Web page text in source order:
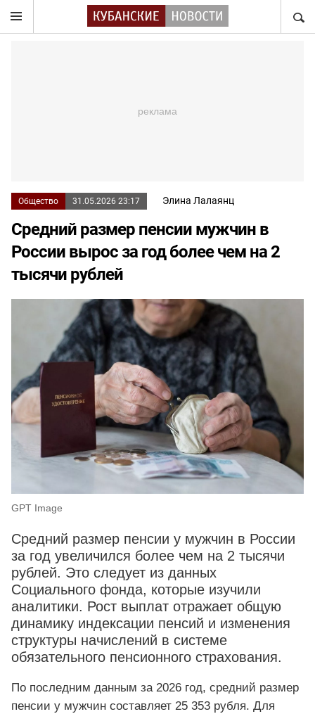
Общество 31.05.2026 23:17 Элина Лалаянц
Средний размер пенсии мужчин в
России вырос за год более чем на 2
тысячи рублей
GPT Image
Средний размер пенсии у мужчин в России
за год увеличился более чем на 2 тысячи
рублей. Это следует из данных
Социального фонда, которые изучили
аналитики. Рост выплат отражает общую
динамику индексации пенсий и изменения
структуры начислений в системе
обязательного пенсионного страхования.
По последним данным за 2026 год, средний размер
пенсии у мужчин составляет 25 353 рубля. Для